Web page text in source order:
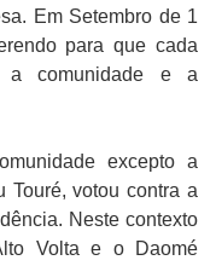
Em Setembro de 1
para que cada
a comunidade e a
excepto a
Touré, votou contra a
Neste contexto
Volta e o Daomé